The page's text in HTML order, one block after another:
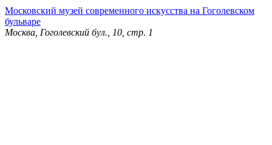
Московский музей современного искусства на Гоголевском
бульваре
Москва, Гоголевский бул., 10, стр. 1